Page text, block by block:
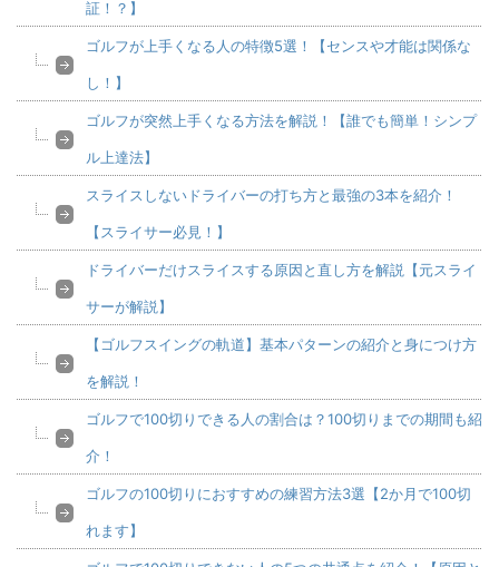
証！？】
ゴルフが上手くなる人の特徴5選！【センスや才能は関係な
し！】
ゴルフが突然上手くなる方法を解説！【誰でも簡単！シンプ
ル上達法】
スライスしないドライバーの打ち方と最強の3本を紹介！
【スライサー必見！】
ドライバーだけスライスする原因と直し方を解説【元スライ
サーが解説】
【ゴルフスイングの軌道】基本パターンの紹介と身につけ方
を解説！
ゴルフで100切りできる人の割合は？100切りまでの期間も紹
介！
ゴルフの100切りにおすすめの練習方法3選【2か月で100切
れます】